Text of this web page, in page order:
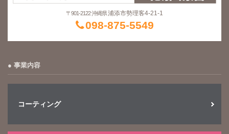
〒901-2122 沖縄県浦添市勢理客4-21-1
098-875-5549
事業内容
コーティング